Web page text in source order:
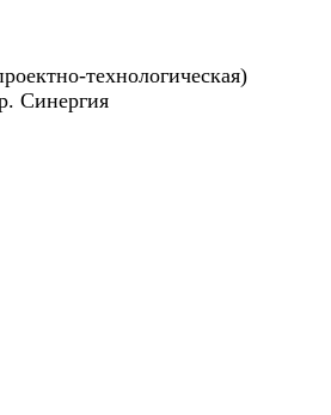
технологическая)
Синергия